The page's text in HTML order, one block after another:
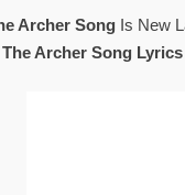
Archer SongIs New
Archer Song Lyrics